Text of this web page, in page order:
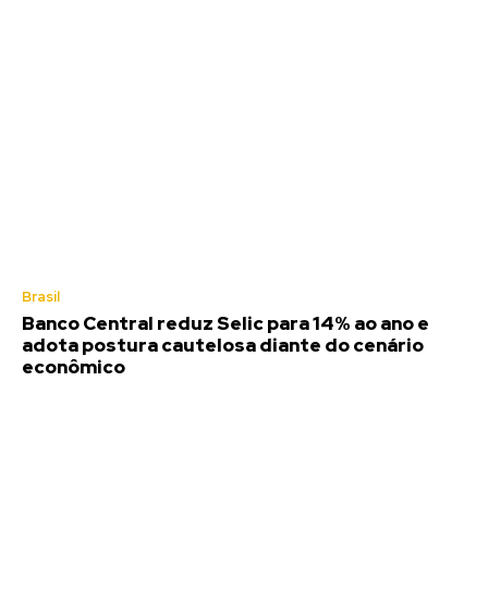
Brasil
Banco Central reduz Selic para 14% ao ano e
adota postura cautelosa diante do cenário
econômico